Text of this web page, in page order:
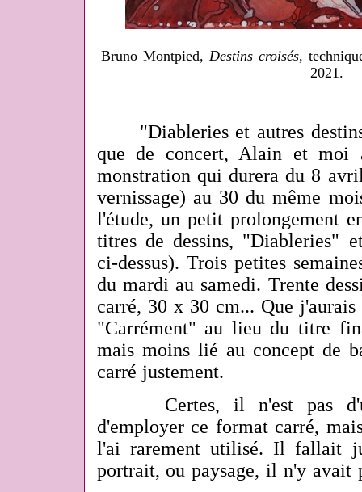
Bruno Montpied,Destins croisés,
2021.
"Diableries et autres
que de concert, Alain et moi
monstration qui durera du 8
vernissage) au 30 du même
l'étude, un petit prolongement
titres de dessins, "Diableries"
ci-dessus). Trois petites
du mardi au samedi. Trente
carré, 30 x 30 cm... Que
"Carrément" au lieu du titre
mais moins lié au concept de
carré justement.
Certes, il n'est pas
d'employer ce format carré,
l'ai rarement utilisé. Il fallait
portrait, ou paysage, il n'y avait